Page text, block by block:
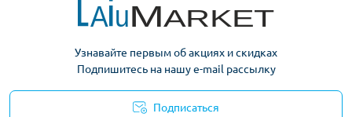
Узнавайте первым об акциях и скидках
Подпишитесь на нашу e-mail рассылку
Подписаться